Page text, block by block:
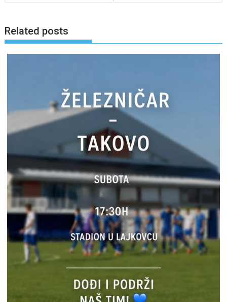
Related posts